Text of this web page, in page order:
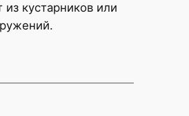
кустарников или